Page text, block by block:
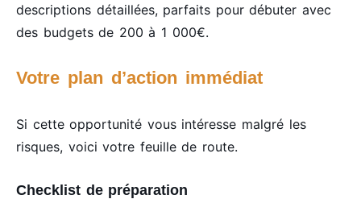
descriptions détaillées, parfaits pour débuter avec
des budgets de 200 à 1 000€.
Votre plan d’action immédiat
Si cette opportunité vous intéresse malgré les
risques, voici votre feuille de route.
Checklist de préparation